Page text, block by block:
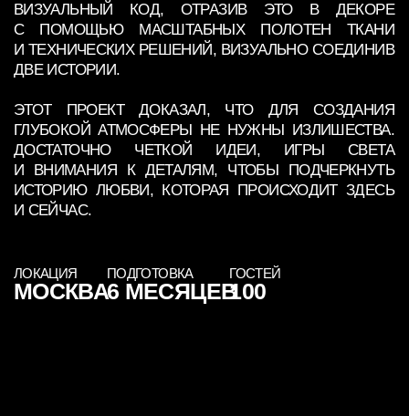
ЛОКАЦИЯ
МОСКВА
ПОДГОТОВКА
И СЕЙЧАС.
ГАЛЕРЕЯ